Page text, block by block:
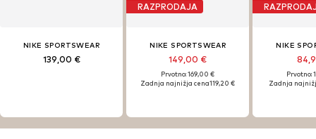
NIKE SPORTSWEAR
139,00 €
RAZPRODAJA
NIKE SPORTSWEAR
149,00 €
Prvotno: 169,00 €
Zadnja najnižja cena119,20 €
NIKE
Prvotno:
Zadnja